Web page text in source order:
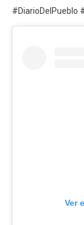
#DiarioDelPueblo
Ver